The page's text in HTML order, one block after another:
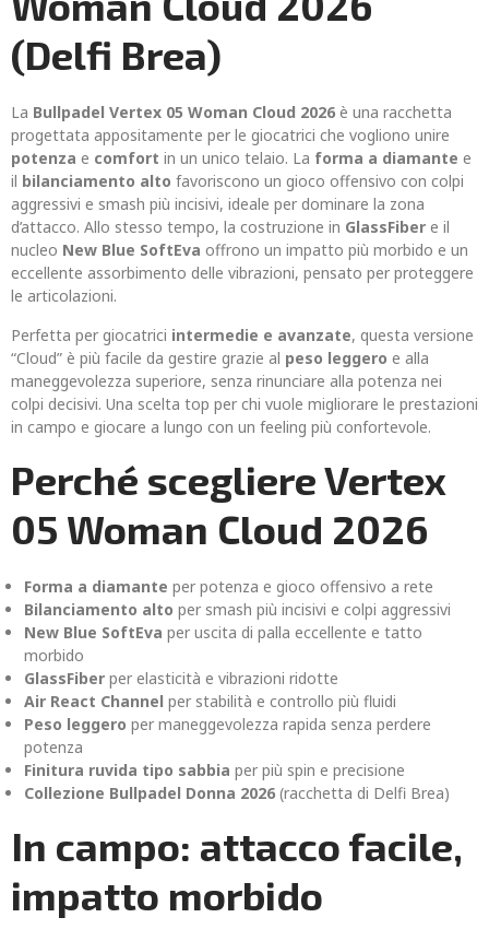
(Delfi Brea)
La Bullpadel Vertex 05 Woman Cloud 2026 è una racchetta
progettata appositamente per le giocatrici che vogliono unire
potenza e comfort in un unico telaio. La forma a diamante e
il bilanciamento alto favoriscono un gioco offensivo con colpi
aggressivi e smash più incisivi, ideale per dominare la zona
d’attacco. Allo stesso tempo, la costruzione in GlassFiber e il
nucleo New Blue SoftEva offrono un impatto più morbido e un
eccellente assorbimento delle vibrazioni, pensato per proteggere
le articolazioni.
Perfetta per giocatrici intermedie e avanzate, questa versione
“Cloud” è più facile da gestire grazie al peso leggero e alla
maneggevolezza superiore, senza rinunciare alla potenza nei
colpi decisivi. Una scelta top per chi vuole migliorare le prestazioni
in campo e giocare a lungo con un feeling più confortevole.
Perché scegliere Vertex
05 Woman Cloud 2026
Forma a diamante per potenza e gioco offensivo a rete
Bilanciamento alto per smash più incisivi e colpi aggressivi
New Blue SoftEva per uscita di palla eccellente e tatto
morbido
GlassFiber per elasticità e vibrazioni ridotte
Air React Channel per stabilità e controllo più fluidi
Peso leggero per maneggevolezza rapida senza perdere
potenza
Finitura ruvida tipo sabbia per più spin e precisione
Collezione Bullpadel Donna 2026 (racchetta di Delfi Brea)
In campo: attacco facile,
impatto morbido